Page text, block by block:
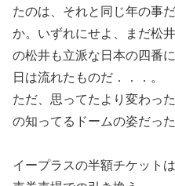
たのは、それと同じ年の事
か。いずれにせよ、まだ松
の松井も立派な日本の四番
日は流れたものだ．．．。
ただ、思ってたより変わっ
の知ってるドームの姿だった
イープラスの半額チケット